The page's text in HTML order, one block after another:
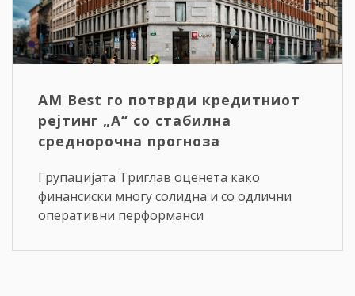
AM Best го потврди кредитниот
рејтинг „A“ со стабилна
среднорочна прогноза
Групацијата Триглав оценета како
финансиски многу солидна и со одлични
оперативни перформанси